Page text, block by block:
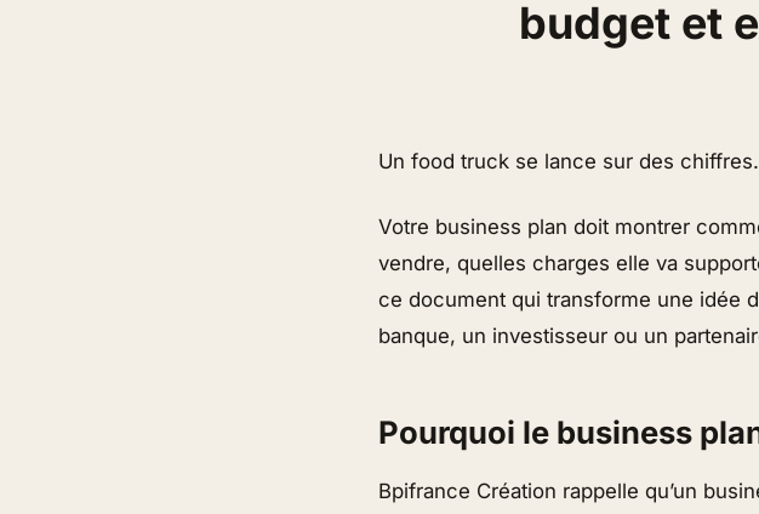
budget et
Un food truck se lance sur des chiffres.
Votre business plan doit montrer
vendre, quelles charges elle va
ce document qui transforme une idée
banque, un investisseur ou un
Pourquoi le business
Bpifrance Création rappelle qu’un